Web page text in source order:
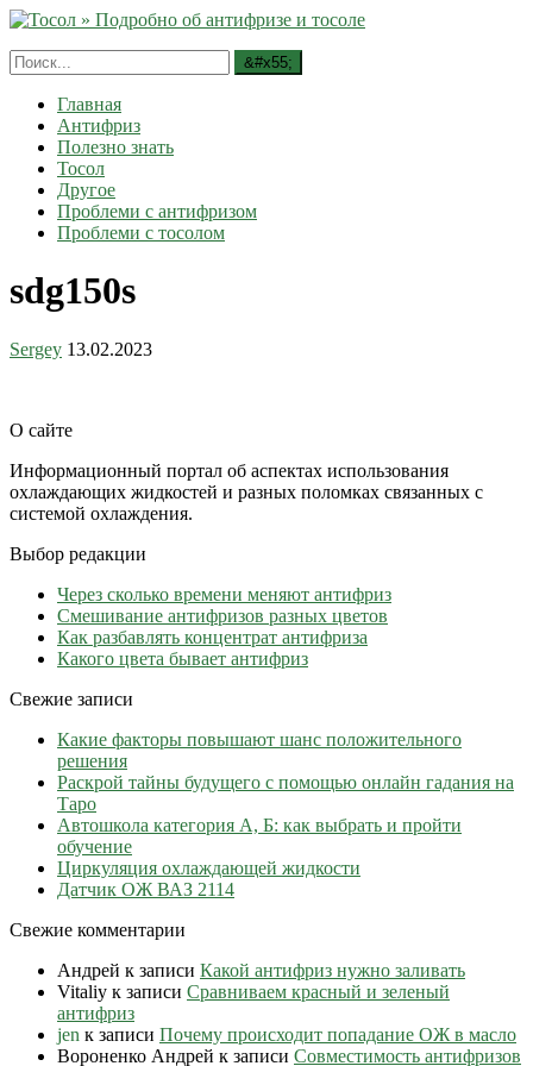
Главная
Антифриз
Полезно знать
Тосол
Другое
Проблеми с антифризом
Проблеми с тосолом
sdg150s
Sergey 13.02.2023
О сайте
Информационный портал об аспектах использования
охлаждающих жидкостей и разных поломках связанных с
системой охлаждения.
Выбор редакции
Через сколько времени меняют антифриз
Cмешивание антифризов разных цветов
Как разбавлять концентрат антифриза
Какого цвета бывает антифриз
Свежие записи
Какие факторы повышают шанс положительного
решения
Раскрой тайны будущего с помощью онлайн гадания на
Таро
Автошкола категория А, Б: как выбрать и пройти
обучение
Циркуляция охлаждающей жидкости
Датчик ОЖ ВАЗ 2114
Свежие комментарии
Андрей к записи Какой антифриз нужно заливать
Vitaliy к записи Сравниваем красный и зеленый
антифриз
jen к записи Почему происходит попадание ОЖ в масло
Вороненко Андрей к записи Совместимость антифризов